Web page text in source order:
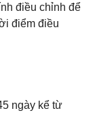
điều chỉnh để
điểm điều
ngày kể từ